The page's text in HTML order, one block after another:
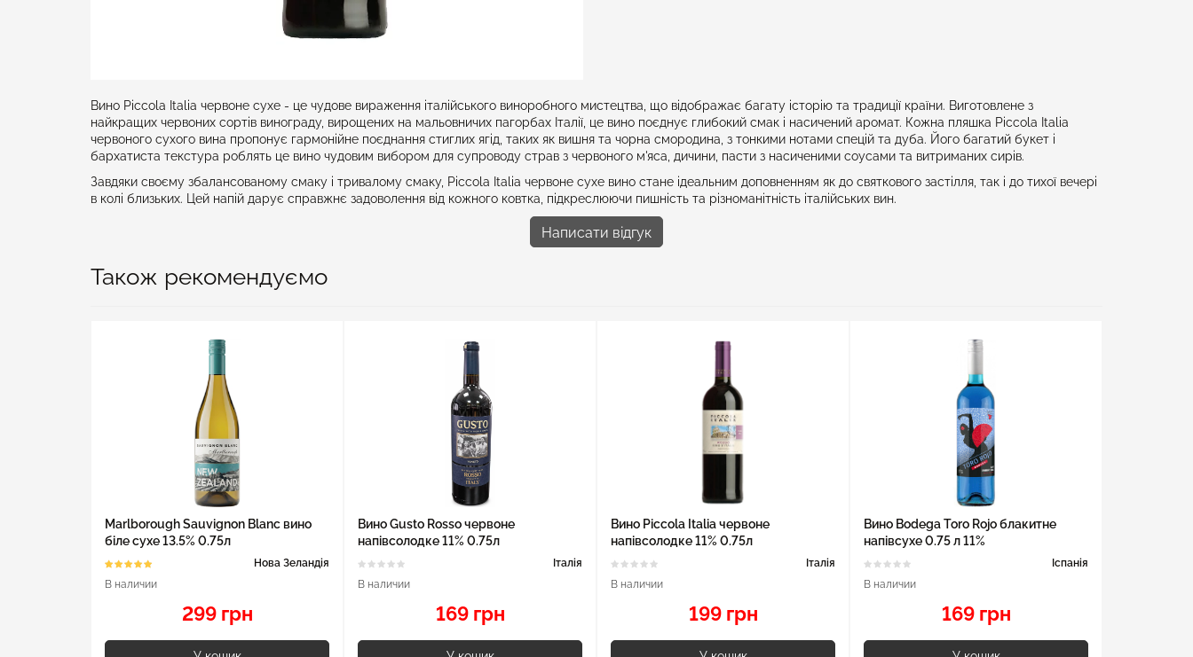
Вино Piccola Italia червоне сухе - це чудове вираження італійського виноробного мистецтва, що відображає багату історію та традиції країни. Виготовлене з
найкращих червоних сортів винограду, вирощених на мальовничих пагорбах Італії, це вино поєднує глибокий смак і насичений аромат. Кожна пляшка Piccola Italia
червоного сухого вина пропонує гармонійне поєднання стиглих ягід, таких як вишня та чорна смородина, з тонкими нотами спецій та дуба. Його багатий букет і
бархатиста текстура роблять це вино чудовим вибором для супроводу страв з червоного м'яса, дичини, пасти з насиченими соусами та витриманих сирів.
Завдяки своєму збалансованому смаку і тривалому смаку, Piccola Italia червоне сухе вино стане ідеальним доповненням як до святкового застілля, так і до тихої вечері
в колі близьких. Цей напій дарує справжнє задоволення від кожного ковтка, підкреслюючи пишність та різноманітність італійських вин.
Написати відгук
Також рекомендуємо
Marlborough Sauvignon Blanc вино
біле сухе 13.5% 0.75л
Нова Зеландія
В наличии
299 грн
Вино Gusto Rosso червоне
напівсолодке 11% 0.75л
Італія
В наличии
169 грн
Вино Piccola Italia червоне
напівсолодке 11% 0.75л
Італія
В наличии
199 грн
Вино Bodega Toro Rojo блакитне
напівсухе 0.75 л 11%
Іспанія
В наличии
169 грн